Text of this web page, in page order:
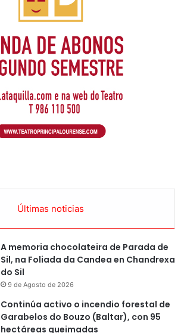
Últimas noticias
A memoria chocolateira de Parada de
Sil, na Foliada da Candea en Chandrexa
do Sil
9 de Agosto de 2026
Continúa activo o incendio forestal de
Garabelos do Bouzo (Baltar), con 95
hectáreas queimadas